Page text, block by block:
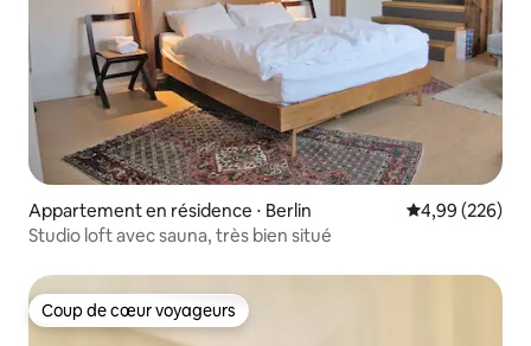
Appartement en résidence ⋅ Berlin Évaluation
4,99 (226)
Studio loft avec sauna, très bien situé
Coup de cœur voyageurs
Coup de cœur voyageurs